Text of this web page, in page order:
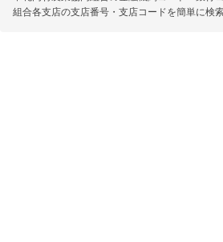
組合各支店の支店番号・支店コードを簡単に検索